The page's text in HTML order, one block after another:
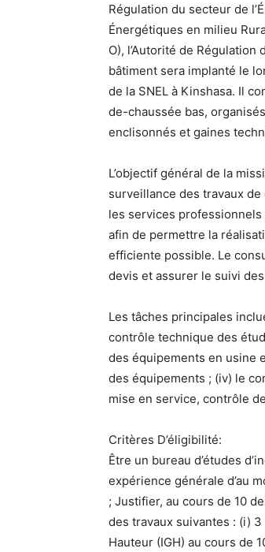
Régulation du secteur de
Énergétiques en milieu
O), l’Autorité de Régulation
bâtiment sera implanté le
de la SNEL à Kinshasa. Il
de-chaussée bas,
enclisonnés et gaines
L’objectif général de la
surveillance des travaux
les services
afin de permettre la
efficiente possible. Le
devis et assurer le suivi
Les tâches principales
contrôle technique des
des équipements en usine
des équipements ; (iv) le
mise en service, contrôle
Critères D’éligibilité:
Être un bureau d’études
expérience générale d’au
; Justifier, au cours de 10
des travaux suivantes : (i)
Hauteur (IGH) au cours de